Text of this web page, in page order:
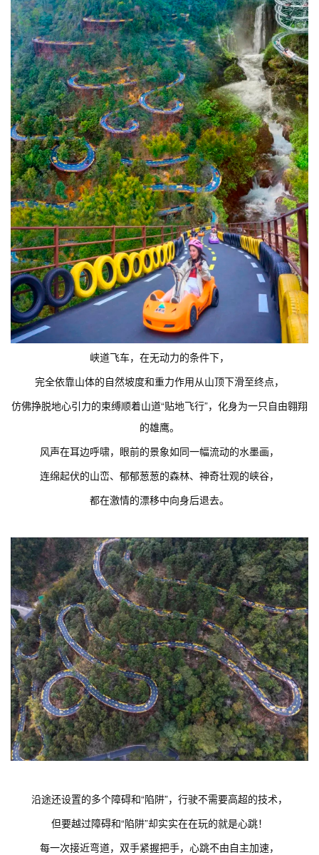
峡道飞车，在无动力的条件下，
完全依靠山体的自然坡度和重力作用从山顶下滑至终点，
仿佛挣脱地心引力的束缚顺着山道“贴地飞行”，化身为一只自由翱翔
的雄鹰。
风声在耳边呼啸，眼前的景象如同一幅流动的水墨画，
连绵起伏的山峦、郁郁葱葱的森林、神奇壮观的峡谷，
都在激情的漂移中向身后退去。
沿途还设置的多个障碍和“陷阱”，行驶不需要高超的技术，
但要越过障碍和“陷阱”却实实在在玩的就是心跳！
每一次接近弯道，双手紧握把手，心跳不由自主加速，